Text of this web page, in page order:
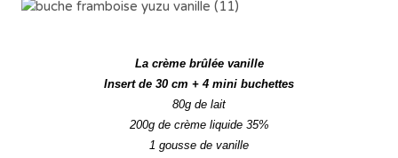
La crème brûlée vanille
Insert de 30 cm + 4 mini buchettes
80g de lait
200g de crème liquide 35%
1 gousse de vanille